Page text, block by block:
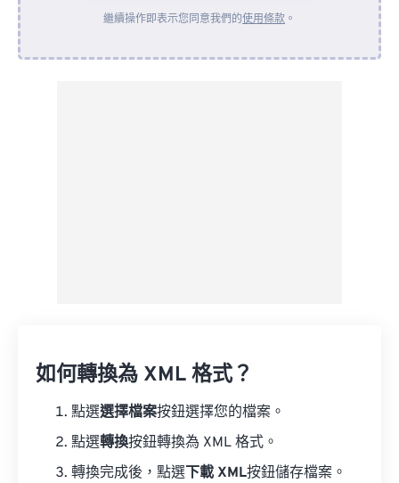
來自裝置
繼續操作即表示您同意我們的使用條款 。
如何轉換為 XML 格式？
點選選擇檔案按鈕選擇您的檔案。
點選轉換按鈕轉換為 XML 格式。
轉換完成後，點選 下載 XML按鈕儲存檔案。